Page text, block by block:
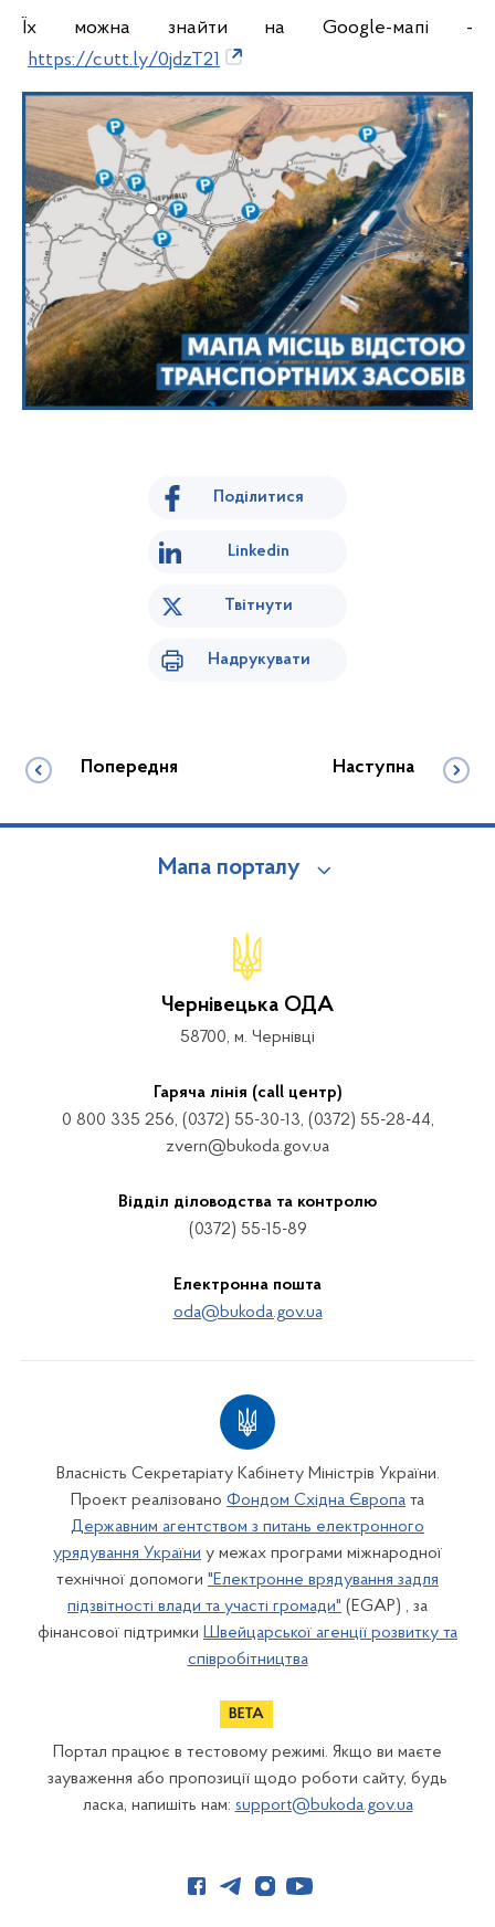
Їх можна знайти на Google-мапі -
https://cutt.ly/0jdzT21
Поділитися
Linkedin
Твітнути
Надрукувати
Попередня Наступна
Мапа порталу
Чернівецька ОДА
58700, м. Чернівці
Гаряча лінія (call центр)
0 800 335 256, (0372) 55-30-13, (0372) 55-28-44,
zvern@bukoda.gov.ua
Відділ діловодства та контролю
(0372) 55-15-89
Електронна пошта
oda@bukoda.gov.ua
Власність Секретаріату Кабінету Міністрів України.
Проект реалізовано Фондом Східна Європа та
Державним агентством з питань електронного
урядування України у межах програми міжнародної
технічної допомоги "Електронне врядування задля
підзвітності влади та участі громади" (EGAP) , за
фінансової підтримки Швейцарської агенції розвитку та
співробітництва
Портал працює в тестовому режимі. Якщо ви маєте
зауваження або пропозиції щодо роботи сайту, будь
ласка, напишіть нам: support@bukoda.gov.ua